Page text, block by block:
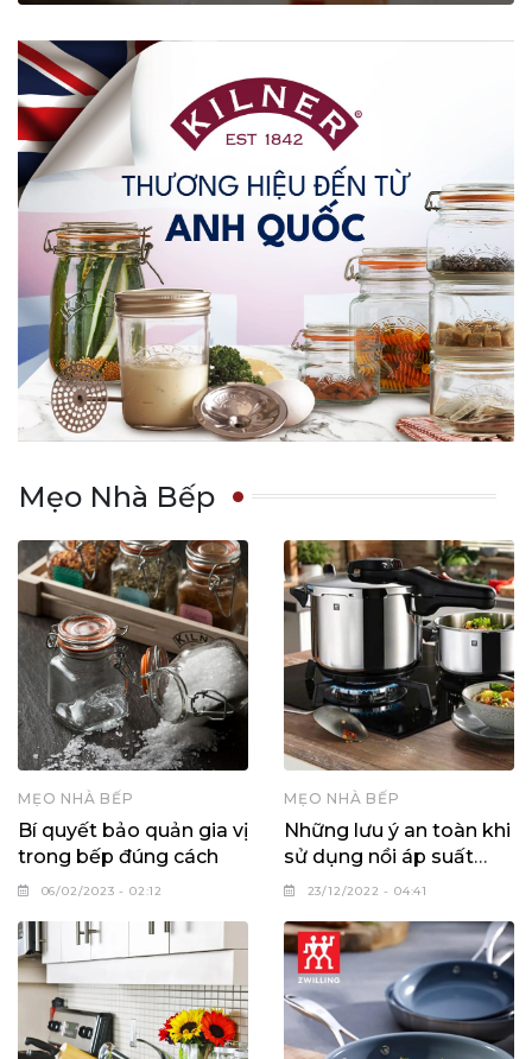
Mẹo Nhà Bếp
MẸO NHÀ BẾP
Bí quyết bảo quản gia vị
trong bếp đúng cách
06/02/2023 - 02:12
MẸO NHÀ BẾP
Những lưu ý an toàn khi
sử dụng nồi áp suất
ZWILLING Ecoquick
23/12/2022 - 04:41